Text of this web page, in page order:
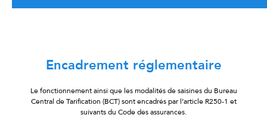
Encadrement réglementaire
Le fonctionnement ainsi que les modalités de saisines du Bureau
Central de Tarification (BCT) sont encadrés par l’article R250-1 et
suivants du Code des assurances.